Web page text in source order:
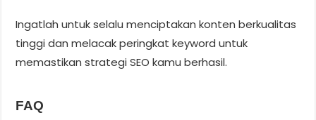
Ingatlah untuk selalu menciptakan konten berkualitas
tinggi dan melacak peringkat keyword untuk
memastikan strategi SEO kamu berhasil.
FAQ